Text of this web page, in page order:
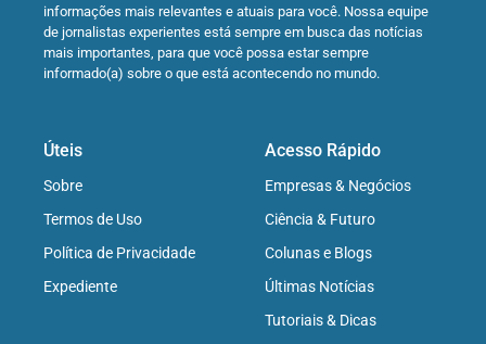
informações mais relevantes e atuais para você. Nossa equipe
de jornalistas experientes está sempre em busca das notícias
mais importantes, para que você possa estar sempre
informado(a) sobre o que está acontecendo no mundo.
Úteis
Sobre
Termos de Uso
Política de Privacidade
Expediente
Acesso Rápido
Empresas & Negócios
Ciência & Futuro
Colunas e Blogs
Últimas Notícias
Tutoriais & Dicas